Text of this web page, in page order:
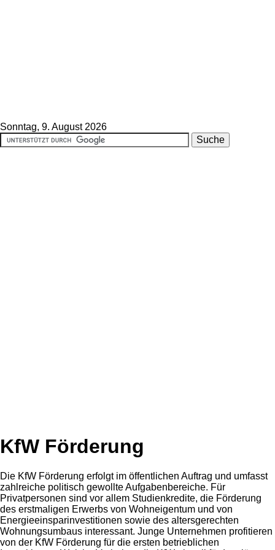
Sonntag, 9. August 2026
KfW Förderung
Die KfW Förderung erfolgt im öffentlichen Auftrag und umfasst
zahlreiche politisch gewollte Aufgabenbereiche. Für
Privatpersonen sind vor allem Studienkredite, die Förderung
des erstmaligen Erwerbs von Wohneigentum und von
Energieeinsparinvestitionen sowie des altersgerechten
Wohnungsumbaus interessant. Junge Unternehmen profitieren
von der KfW Förderung für die ersten betrieblichen